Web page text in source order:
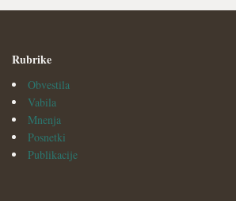
Rubrike
Obvestila
Vabila
Mnenja
Posnetki
Publikacije